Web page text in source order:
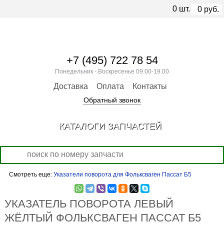
Смотреть еще: Указатели поворота для Фольксваген Пассат Б5
УКАЗАТЕЛЬ ПОВОРОТА ЛЕВЫЙ
ЖЁЛТЫЙ ФОЛЬКСВАГЕН ПАССАТ Б5
+7 (495) 722 78 54
Понедельник - Воскресенье 09.00-19.00
Доставка Оплата Контакты
Обратный звонок
0 шт. 0 руб.
КАТАЛОГИ ЗАПЧАСТЕЙ